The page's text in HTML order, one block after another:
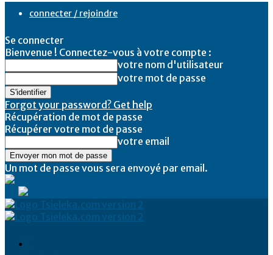
connecter / rejoindre
Se connecter
Bienvenue ! Connectez-vous à votre compte :
votre nom d'utilisateur
votre mot de passe
Forgot your password? Get help
Récupération de mot de passe
Récupérer votre mot de passe
votre email
Un mot de passe vous sera envoyé par email.